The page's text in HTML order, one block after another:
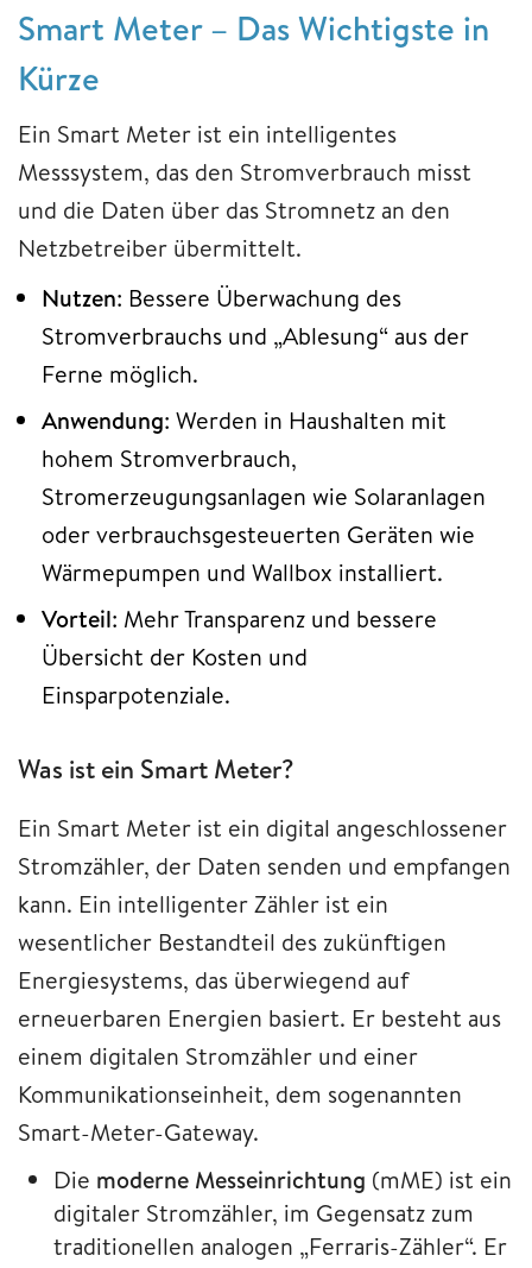
Smart Meter – Das Wichtigste in
Kürze
Ein Smart Meter ist ein intelligentes
Messsystem, das den Stromverbrauch misst
und die Daten über das Stromnetz an den
Netzbetreiber übermittelt.
Nutzen: Bessere Überwachung des
Stromverbrauchs und „Ablesung“ aus der
Ferne möglich.
Anwendung: Werden in Haushalten mit
hohem Stromverbrauch,
Stromerzeugungsanlagen wie Solaranlagen
oder verbrauchsgesteuerten Geräten wie
Wärmepumpen und Wallbox installiert.
Vorteil: Mehr Transparenz und bessere
Übersicht der Kosten und
Einsparpotenziale.
Was ist ein Smart Meter?
Ein Smart Meter ist ein digital angeschlossener
Stromzähler, der Daten senden und empfangen
kann. Ein intelligenter Zähler ist ein
wesentlicher Bestandteil des zukünftigen
Energiesystems, das überwiegend auf
erneuerbaren Energien basiert. Er besteht aus
einem digitalen Stromzähler und einer
Kommunikationseinheit, dem sogenannten
Smart-Meter-Gateway.
Die moderne Messeinrichtung (mME) ist ein
digitaler Stromzähler, im Gegensatz zum
traditionellen analogen „Ferraris-Zähler“. Er